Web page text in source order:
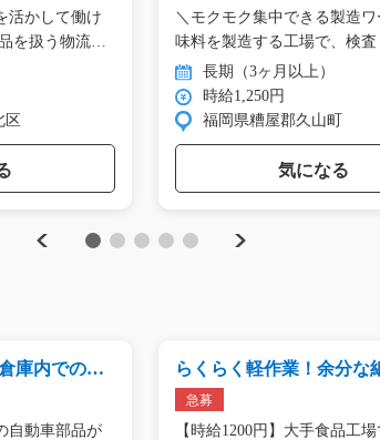
Previous
活かして働け
を扱う物流
区
＼モクモク集中できる製造ワ
味料を製造する工場で、検
長期（3ヶ月以上）
時給1,250円
福岡県糟屋郡久山町
気になる
Next
庫内での出
自動車部品が
らくらく軽作業！余分な
お仕事/y02_01040
急募
【時給1200円】大手食品工